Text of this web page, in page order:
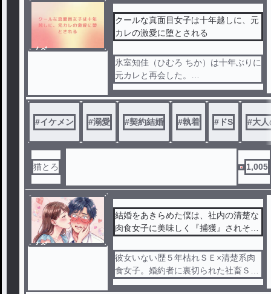
ノベ
クールな真面目女子は十年越しに、元
カレの激愛に堕とされる
氷室知佳（ひむろ ちか）は十年ぶりに
元カレと再会した。
元カレ巴潤（ともえ じゅん）は大手企
業『SACRA（サクラ）』の法務部に
務めるエリート社員。キャリア採用で
最近入社したばかり。
知佳も同じ会社の労務部で働いていた
再会した瞬間、潤から知佳へ提示され
たのは、潤が上役の娘との政略結婚を
契約から始まる、不器用な二人の再燃
オフィスラブ（ちょっとラブコメ風味
#イケメン #溺愛 #契約結婚 #執着 # ドS #大
猫とろ 1,005
ノベ
結婚をあきらめた僕は、社内の清楚な
肉食女子に美味しく『捕獲』されそう
彼女いない歴５年枯れＳＥ×清楚系肉
食女子。婚約者に裏切られた社畜ＳＥ
・春川陽一が 会社の忘年会で介抱する